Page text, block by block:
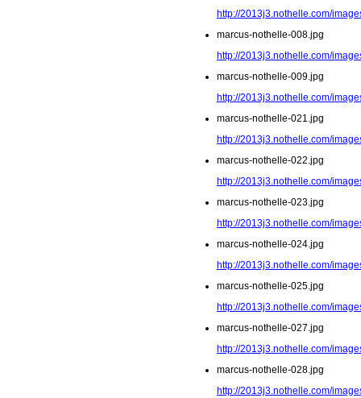
http://2013j3.nothelle.com/
marcus-nothelle-008.jpg
http://2013j3.nothelle.com/
marcus-nothelle-009.jpg
http://2013j3.nothelle.com/
marcus-nothelle-021.jpg
http://2013j3.nothelle.com/
marcus-nothelle-022.jpg
http://2013j3.nothelle.com/
marcus-nothelle-023.jpg
http://2013j3.nothelle.com/
marcus-nothelle-024.jpg
http://2013j3.nothelle.com/
marcus-nothelle-025.jpg
http://2013j3.nothelle.com/
marcus-nothelle-027.jpg
http://2013j3.nothelle.com/
marcus-nothelle-028.jpg
http://2013j3.nothelle.com/